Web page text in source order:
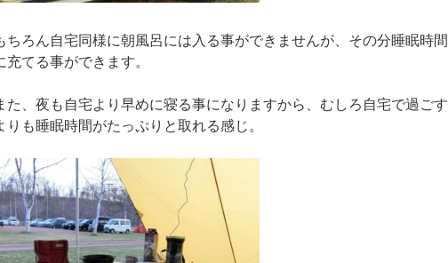
ちろん自宅同様に朝風呂には入る事ができませんが、その分睡眠時間
充てる事ができます。
た、夜も自宅より早めに寝る事になりますから、むしろ自宅で過ごす
りも睡眠時間がたっぷりと取れる感じ。